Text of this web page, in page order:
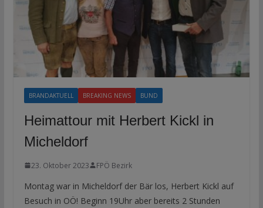
BRANDAKTUELL BREAKING NEWS BUND
Heimattour mit Herbert Kickl in
Micheldorf
23. Oktober 2023 FPÖ Bezirk
Montag war in Micheldorf der Bär los, Herbert Kickl auf
Besuch in OÖ! Beginn 19Uhr aber bereits 2 Stunden